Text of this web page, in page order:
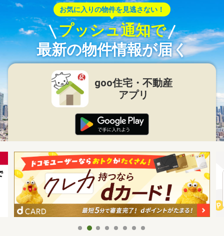
お気に入りの物件を見逃さない！
プッシュ通知で
最新の物件情報が届く
goo住宅・不動産
アプリ